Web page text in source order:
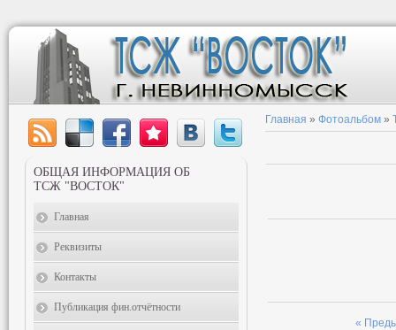
Главная » Фотоальбом »
«
ОБЩАЯ ИНФОРМАЦИЯ ОБ
ТСЖ "ВОСТОК"
Главная
Реквизиты
Контакты
Публикация фин.отчётности